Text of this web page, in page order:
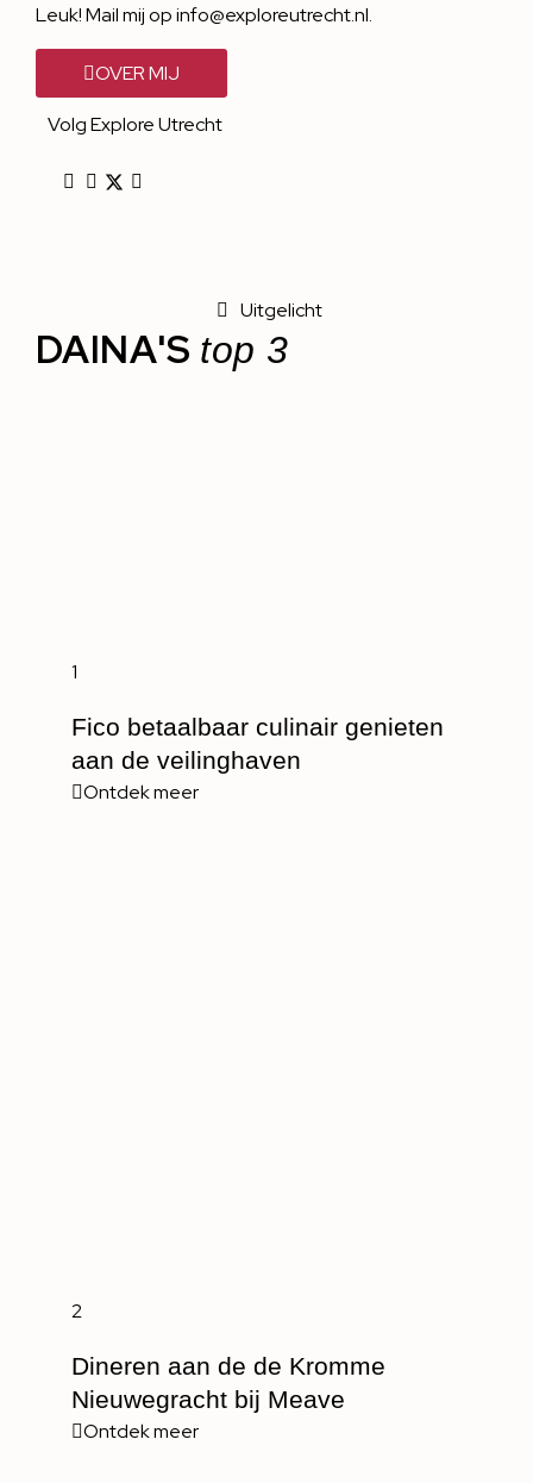
Leuk! Mail mij op info@exploreutrecht.nl.
OVER MIJ
Volg Explore Utrecht
Uitgelicht
DAINA'S top 3
1
Fico betaalbaar culinair genieten
aan de veilinghaven
Ontdek meer
2
Dineren aan de de Kromme
Nieuwegracht bij Meave
Ontdek meer